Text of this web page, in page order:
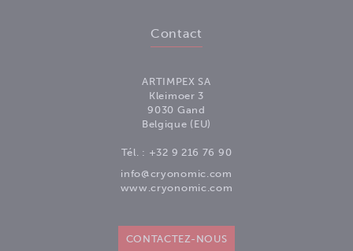
Contact
ARTIMPEX SA
Kleimoer 3
9030 Gand
Belgique (EU)
Tél. : +32 9 216 76 90
info@cryonomic.com
www.cryonomic.com
CONTACTEZ-NOUS